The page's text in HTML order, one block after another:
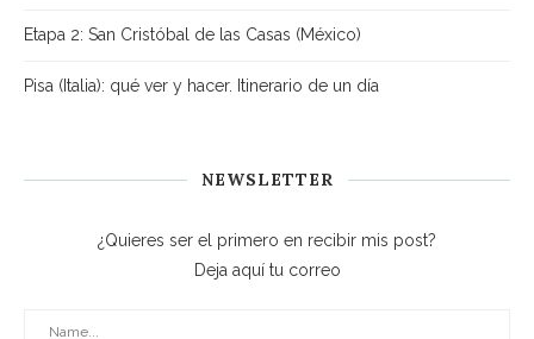
Etapa 2: San Cristóbal de las Casas (México)
Pisa (Italia): qué ver y hacer. Itinerario de un día
NEWSLETTER
¿Quieres ser el primero en recibir mis post?
Deja aquí tu correo